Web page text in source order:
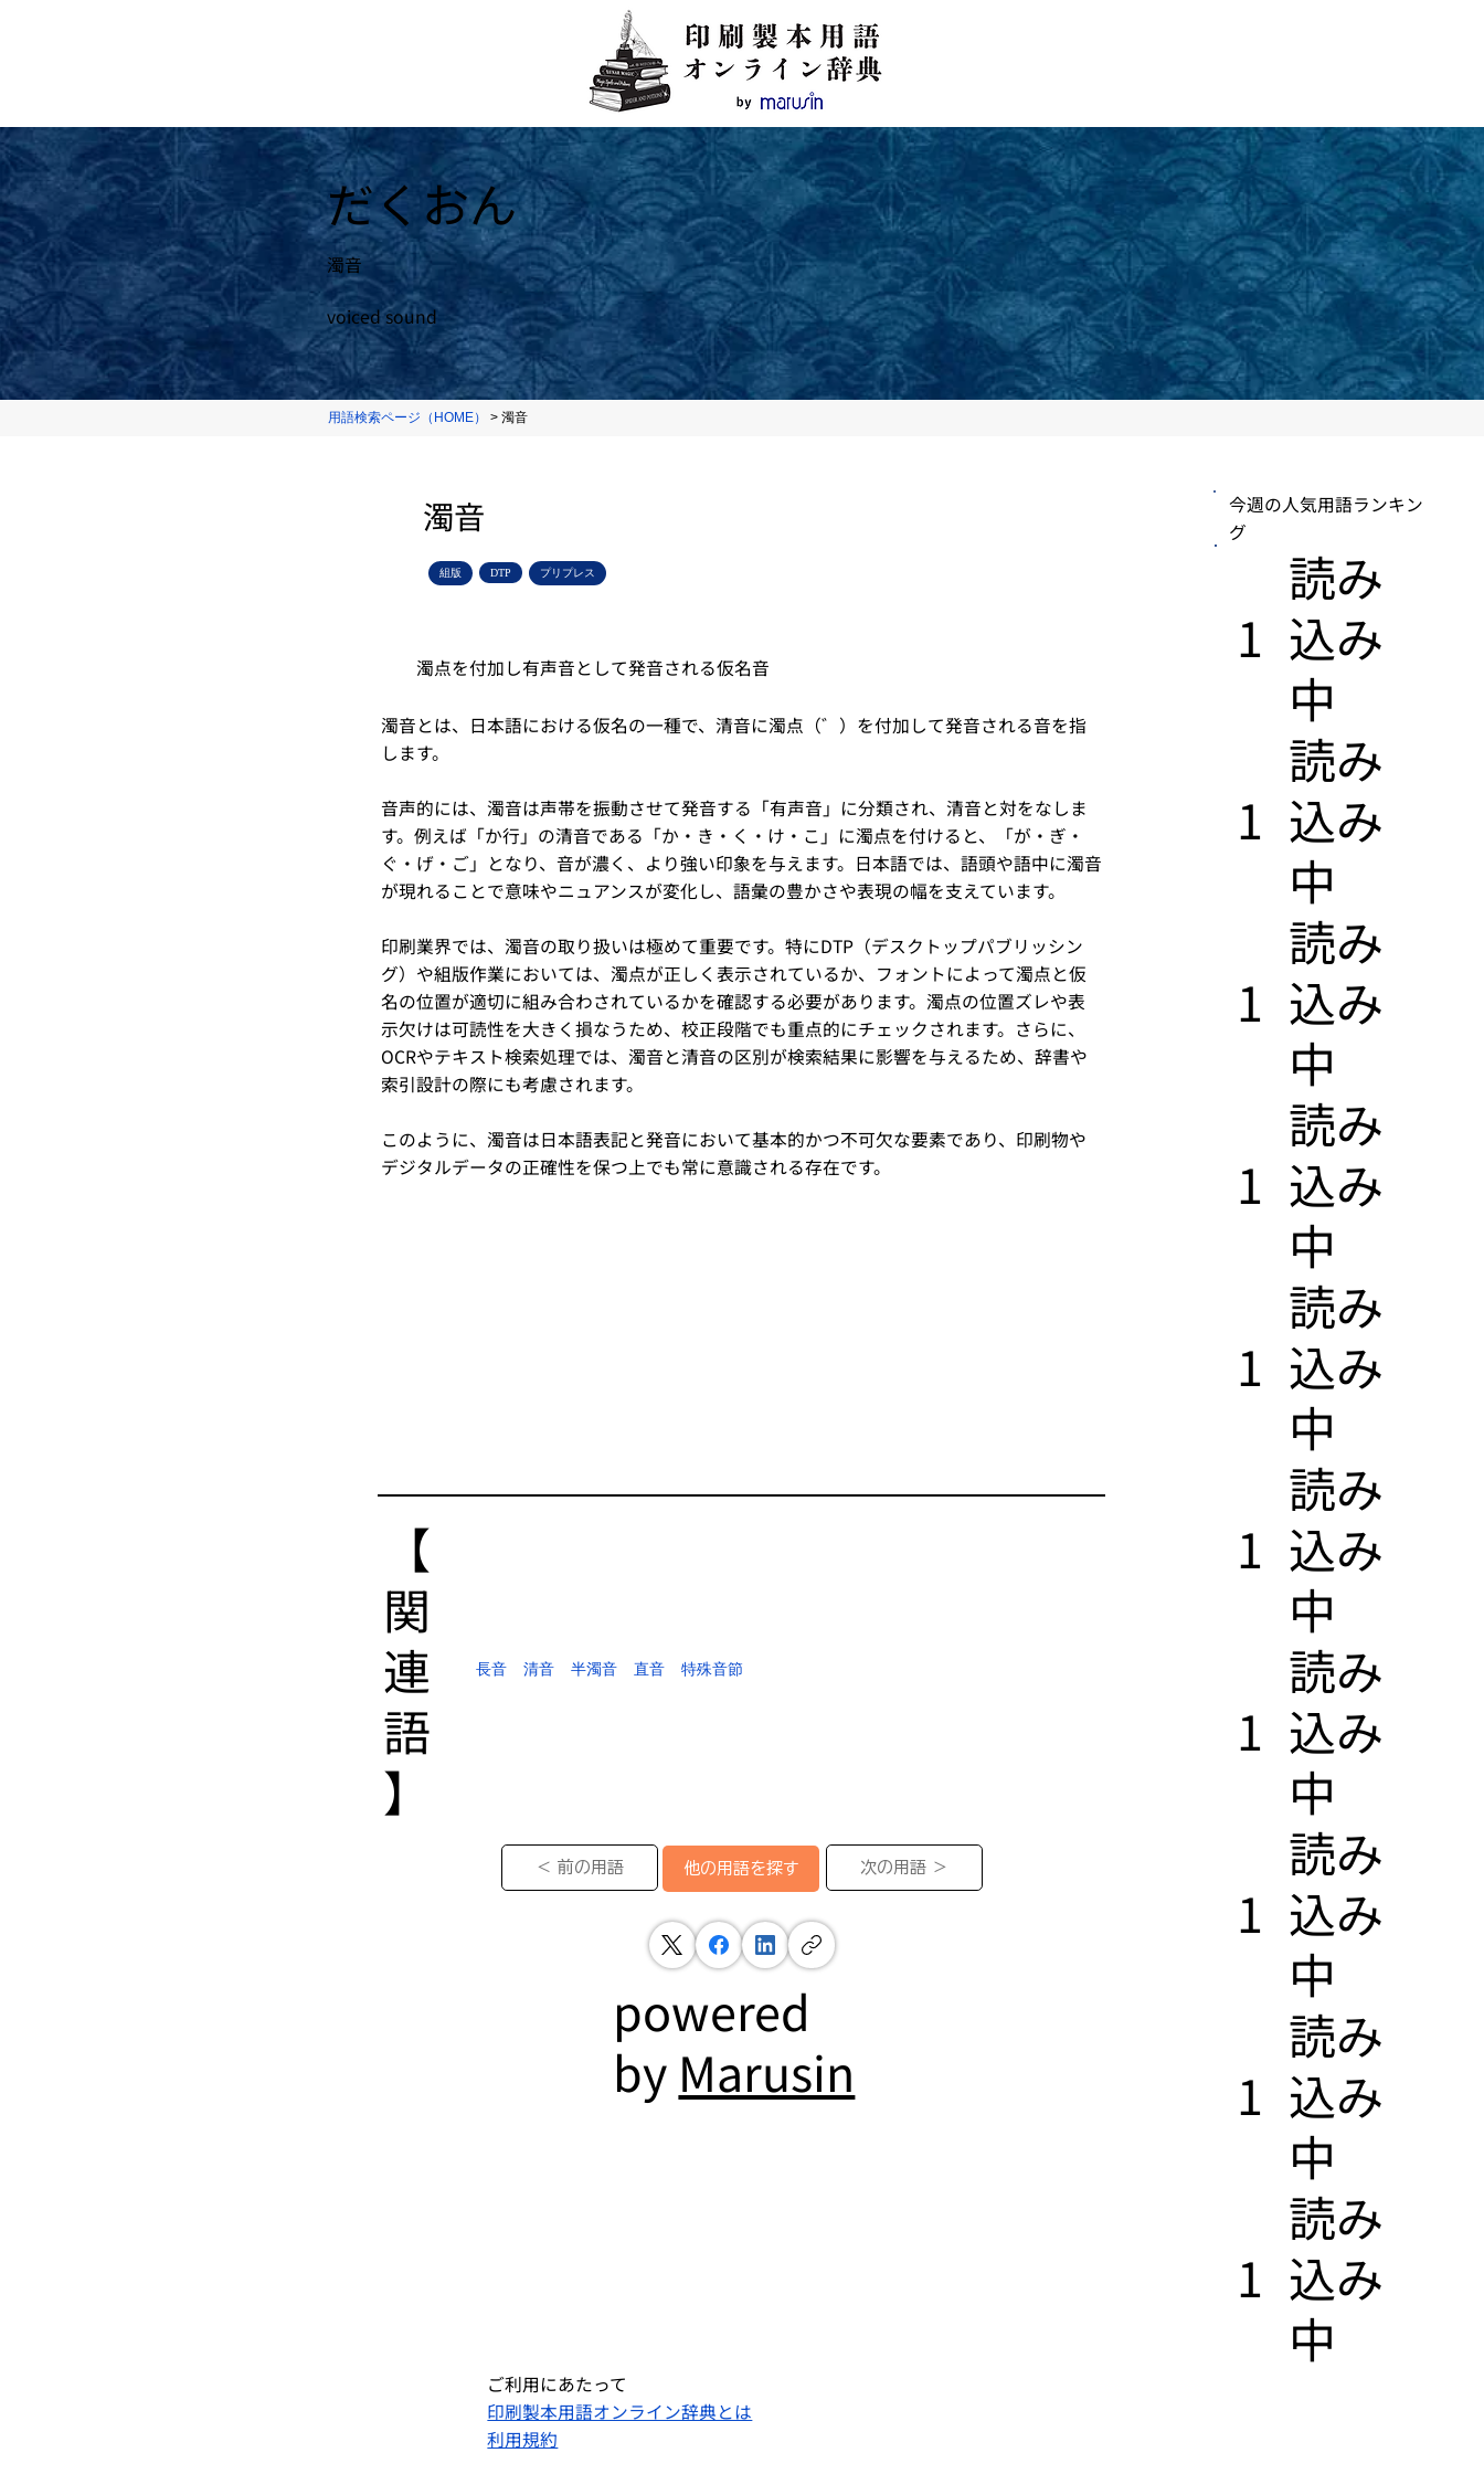
だくおん
濁音
voiced sound
用語検索ページ（HOME） > 濁音
濁音
組版 DTP プリプレス
濁点を付加し有声音として発音される仮名音
濁音とは、日本語における仮名の一種で、清音に濁点（゛）を付加して発音される音を指
します。
音声的には、濁音は声帯を振動させて発音する「有声音」に分類され、清音と対をなしま
す。例えば「か行」の清音である「か・き・く・け・こ」に濁点を付けると、「が・ぎ・
ぐ・げ・ご」となり、音が濃く、より強い印象を与えます。日本語では、語頭や語中に濁音
が現れることで意味やニュアンスが変化し、語彙の豊かさや表現の幅を支えています。
印刷業界では、濁音の取り扱いは極めて重要です。特にDTP（デスクトップパブリッシン
グ）や組版作業においては、濁点が正しく表示されているか、フォントによって濁点と仮
名の位置が適切に組み合わされているかを確認する必要があります。濁点の位置ズレや表
示欠けは可読性を大きく損なうため、校正段階でも重点的にチェックされます。さらに、
OCRやテキスト検索処理では、濁音と清音の区別が検索結果に影響を与えるため、辞書や
索引設計の際にも考慮されます。
このように、濁音は日本語表記と発音において基本的かつ不可欠な要素であり、印刷物や
デジタルデータの正確性を保つ上でも常に意識される存在です。
今週の人気用語ランキン
グ
1
​読み
込み
中
1
​読み
込み
中
1
​読み
込み
中
1
​読み
込み
中
1
​読み
込み
中
1
​読み
込み
中
1
​読み
込み
中
1
​読み
込み
中
1
​読み
込み
中
1
​読み
込み
中
【​
関
連
語
】
長音 清音 半濁音 直音 特殊音節
＜ 前の用語 他の用語を探す 次の用語 ＞
powered
by Marusin
ご利用にあたって
印刷製本用語オンライン辞典とは
利用規約​